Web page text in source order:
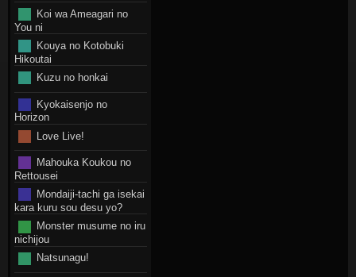
Koi wa Ameagari no
You ni
Kouya no Kotobuki
Hikoutai
Kuzu no honkai
Kyokaisenjo no
Horizon
Love Live!
Mahouka Koukou no
Rettousei
Mondaiji-tachi ga isekai
kara kuru sou desu yo?
Monster musume no iru
nichijou
Natsunagu!